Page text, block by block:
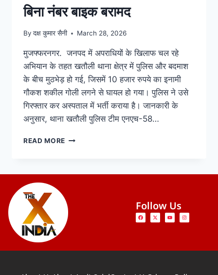
बिना नंबर बाइक बरामद
By दक्ष कुमार सैनी March 28, 2026
मुजफ्फरनगर. जनपद में अपराधियों के खिलाफ चल रहे
अभियान के तहत खतौली थाना क्षेत्र में पुलिस और बदमाश
के बीच मुठभेड़ हो गई, जिसमें 10 हजार रुपये का इनामी
गौकश शकील गोली लगने से घायल हो गया। पुलिस ने उसे
गिरफ्तार कर अस्पताल में भर्ती कराया है। जानकारी के
अनुसार, थाना खतौली पुलिस टीम एनएच-58…
READ MORE
Follow Us